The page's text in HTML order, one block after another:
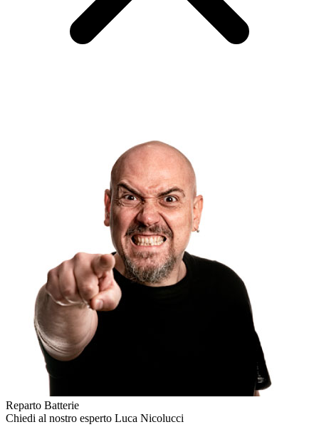
Reparto Batterie
Chiedi al nostro esperto Luca Nicolucci